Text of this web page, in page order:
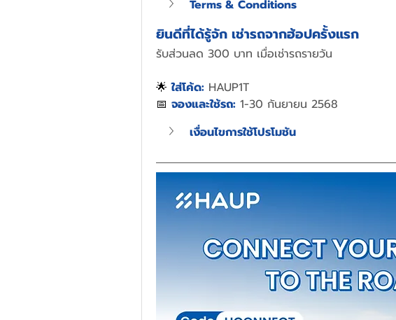
Terms & Conditions
ยินดีที่ได้รู้จัก เช่ารถจากฮ้อปครั้งแรก
รับส่วนลด 300 บาท เมื่อเช่ารถรายวัน
🌟 ใส่โค้ด: HAUP1T
📅 จองและใช้รถ: 1-30 กันยายน 2568
เงื่อนไขการใช้โปรโมชัน